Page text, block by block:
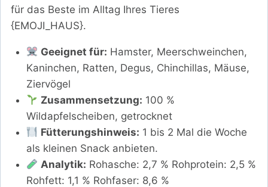
für das Beste im Alltag Ihres Tieres
{EMOJI_HAUS}.
Geeignet für: Hamster, Meerschweinchen,
Kaninchen, Ratten, Degus, Chinchillas, Mäuse,
Ziervögel
Zusammensetzung: 100 %
Wildapfelscheiben, getrocknet
Fütterungshinweis: 1 bis 2 Mal die Woche
als kleinen Snack anbieten.
Analytik: Rohasche: 2,7 % Rohprotein: 2,5 %
Rohfett: 1,1 % Rohfaser: 8,6 %